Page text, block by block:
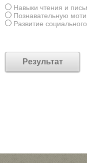
Навыки чтения и
Познавательную
Развитие